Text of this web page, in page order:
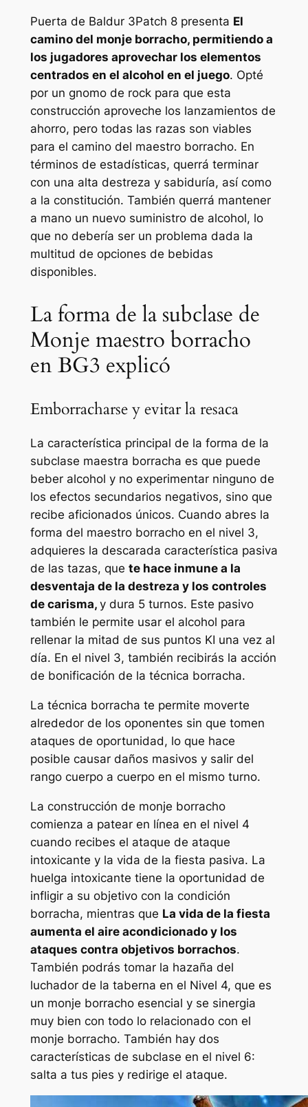
Puerta de Baldur 3Patch 8 presenta El
camino del monje borracho, permitiendo a
los jugadores aprovechar los elementos
centrados en el alcohol en el juego. Opté
por un gnomo de rock para que esta
construcción aproveche los lanzamientos de
ahorro, pero todas las razas son viables
para el camino del maestro borracho. En
términos de estadísticas, querrá terminar
con una alta destreza y sabiduría, así como
a la constitución. También querrá mantener
a mano un nuevo suministro de alcohol, lo
que no debería ser un problema dada la
multitud de opciones de bebidas
disponibles.
La forma de la subclase de
Monje maestro borracho
en BG3 explicó
Emborracharse y evitar la resaca
La característica principal de la forma de la
subclase maestra borracha es que puede
beber alcohol y no experimentar ninguno de
los efectos secundarios negativos, sino que
recibe aficionados únicos. Cuando abres la
forma del maestro borracho en el nivel 3,
adquieres la descarada característica pasiva
de las tazas, que te hace inmune a la
desventaja de la destreza y los controles
de carisma, y dura 5 turnos. Este pasivo
también le permite usar el alcohol para
rellenar la mitad de sus puntos KI una vez al
día. En el nivel 3, también recibirás la acción
de bonificación de la técnica borracha.
La técnica borracha te permite moverte
alrededor de los oponentes sin que tomen
ataques de oportunidad, lo que hace
posible causar daños masivos y salir del
rango cuerpo a cuerpo en el mismo turno.
La construcción de monje borracho
comienza a patear en línea en el nivel 4
cuando recibes el ataque de ataque
intoxicante y la vida de la fiesta pasiva. La
huelga intoxicante tiene la oportunidad de
infligir a su objetivo con la condición
borracha, mientras que La vida de la fiesta
aumenta el aire acondicionado y los
ataques contra objetivos borrachos.
También podrás tomar la hazaña del
luchador de la taberna en el Nivel 4, que es
un monje borracho esencial y se sinergia
muy bien con todo lo relacionado con el
monje borracho. También hay dos
características de subclase en el nivel 6:
salta a tus pies y redirige el ataque.